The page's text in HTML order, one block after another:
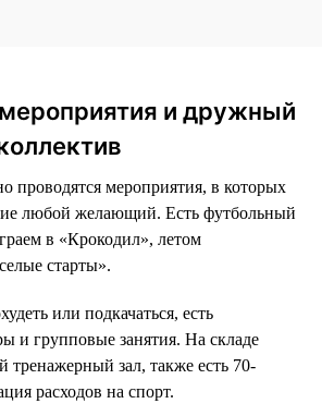
и дружный
проводятся мероприятия, в которых
любой желающий. Есть футбольный
в «Крокодил», летом
старты».
или подкачаться, есть
и групповые занятия. На складе
тренажерный зал, также есть 70-
расходов на спорт.